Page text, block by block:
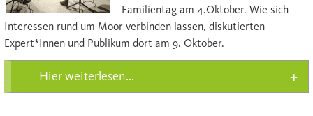
Familientag am 4.Oktober. Wie sich
Interessen rund um Moor verbinden lassen, diskutierten
Expert*Innen und Publikum dort am 9. Oktober.
Hier weiterlesen...